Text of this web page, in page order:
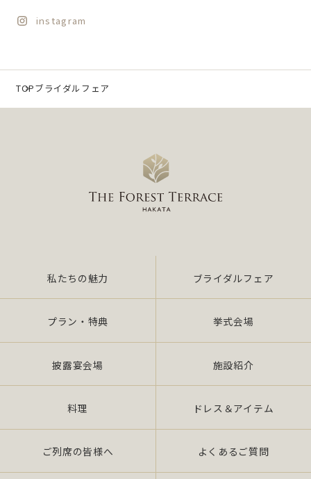
instagram
TOPブライダルフェア
私たちの魅力 ブライダルフェア
プラン・特典 挙式会場
披露宴会場 施設紹介
料理 ドレス＆アイテム
ご列席の皆様へ よくあるご質問